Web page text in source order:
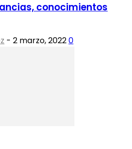
conocimientos
- 2 marzo, 20220